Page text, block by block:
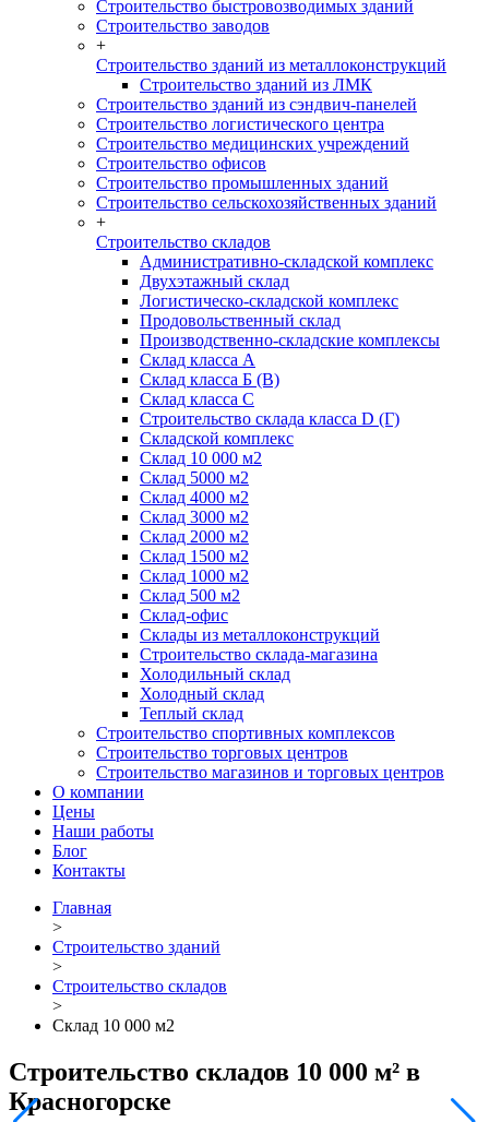
Строительство быстровозводимых зданий
Строительство заводов
+
Строительство зданий из металлоконструкций
Строительство зданий из ЛМК
Строительство зданий из сэндвич-панелей
Строительство логистического центра
Строительство медицинских учреждений
Строительство офисов
Строительство промышленных зданий
Строительство сельскохозяйственных зданий
+
Строительство складов
Административно-складской комплекс
Двухэтажный склад
Логистическо-складской комплекс
Продовольственный склад
Производственно-складские комплексы
Склад класса А
Склад класса Б (B)
Склад класса С
Строительство склада класса D (Г)
Складской комплекс
Склад 10 000 м2
Склад 5000 м2
Склад 4000 м2
Склад 3000 м2
Склад 2000 м2
Склад 1500 м2
Склад 1000 м2
Склад 500 м2
Склад-офис
Склады из металлоконструкций
Строительство склада-магазина
Холодильный склад
Холодный склад
Теплый склад
Строительство спортивных комплексов
Строительство торговых центров
Строительство магазинов и торговых центров
О компании
Цены
Наши работы
Блог
Контакты
Главная
>
Строительство зданий
>
Строительство складов
>
Склад 10 000 м2
Строительство cкладов 10 000 м² в
Красногорске